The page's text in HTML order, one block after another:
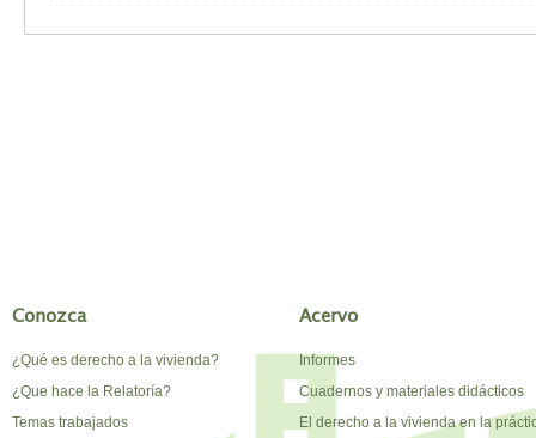
Conozca
¿Qué es derecho a la vivienda?
¿Que hace la Relatoría?
Temas trabajados
Acervo
Informes
Cuadernos y materiales didácticos
El derecho a la vivienda en la